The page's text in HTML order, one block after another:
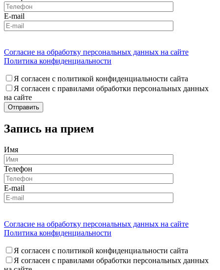
E-mail
Согласие на обработку персональных данных на сайте
Политика конфиденциальности
Я согласен с политикой конфиденциальности сайта
Я согласен с правилами обработки персональных данных
на сайте
Запись на прием
Имя
Телефон
E-mail
Согласие на обработку персональных данных на сайте
Политика конфиденциальности
Я согласен с политикой конфиденциальности сайта
Я согласен с правилами обработки персональных данных